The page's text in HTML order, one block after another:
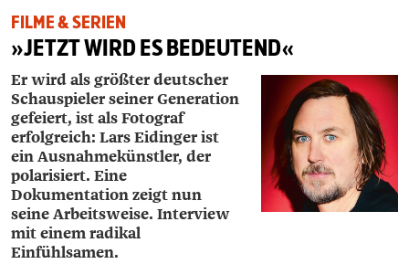
FILME & SERIEN
»JETZT WIRD ES BEDEUTEND«
Er wird als größter deutscher
Schauspieler seiner Generation
gefeiert, ist als Fotograf
erfolgreich: Lars ­Eidinger ist
ein Ausnahmekünstler, der
polarisiert. Eine
Dokumentation zeigt nun
seine Arbeitsweise. Interview
mit einem radikal
Einfühlsamen.